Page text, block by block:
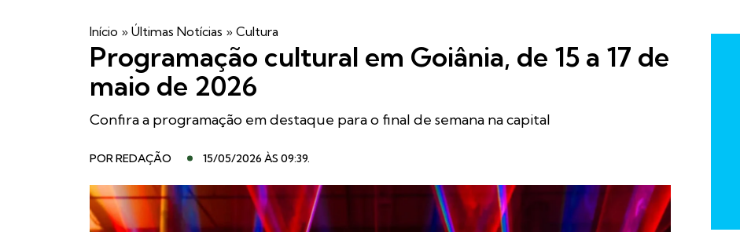
Início » Últimas Notícias » Cultura
Programação cultural em Goiânia, de 15 a 17 de
maio de 2026
Confira a programação em destaque para o final de semana na capital
PORREDAÇÃO 15/05/2026 ÀS 09:39.